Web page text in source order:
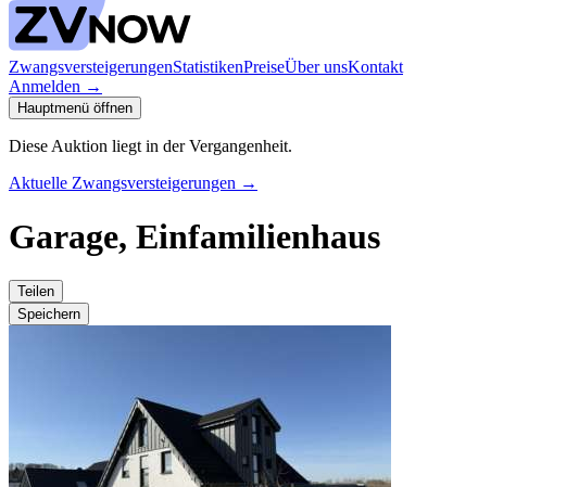
ZwangsversteigerungenStatistikenPreiseÜber unsKontakt
Anmelden →
Hauptmenü öffnen
Diese Auktion liegt in der Vergangenheit.
Aktuelle Zwangsversteigerungen →
Garage, Einfamilienhaus
Teilen
Speichern